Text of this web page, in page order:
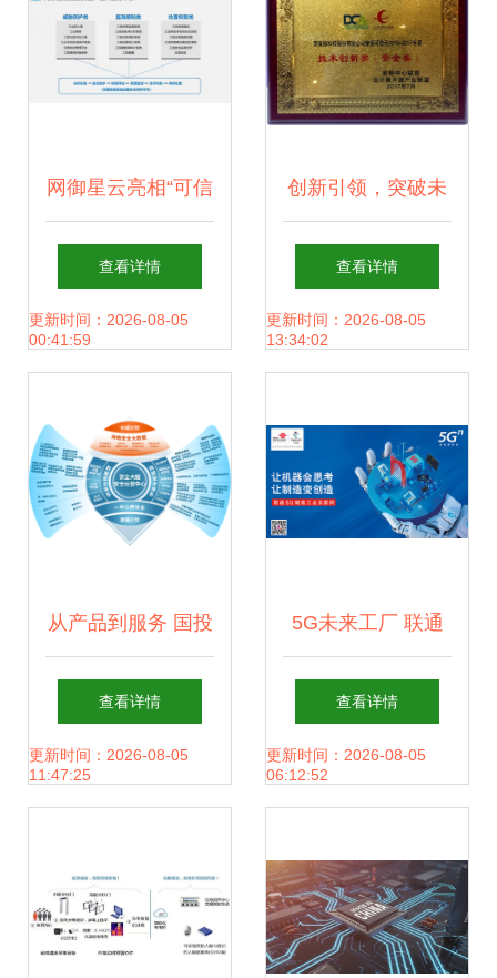
网御星云亮相“可信
数据安全与工业互
联网安全”技术沙
新防线
查看详情
更新时间：2026-08-05
00:41:59
创新引领，突破未
来 深信服荣膺
2017年度“可信云
查看详情
更新时间：2026-08-05
13:34:02
从产品到服务 国投
智能如何通过迭代
革新筑牢网络空间
查看详情
更新时间：2026-08-05
11:47:25
5G未来工厂 联通
工业互联网新成果
全景透视
查看详情
更新时间：2026-08-05
06:12:52